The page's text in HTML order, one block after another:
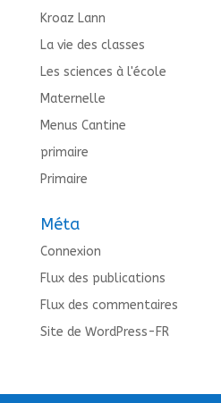
Kroaz Lann
La vie des classes
Les sciences à l'école
Maternelle
Menus Cantine
primaire
Primaire
Méta
Connexion
Flux des publications
Flux des commentaires
Site de WordPress-FR